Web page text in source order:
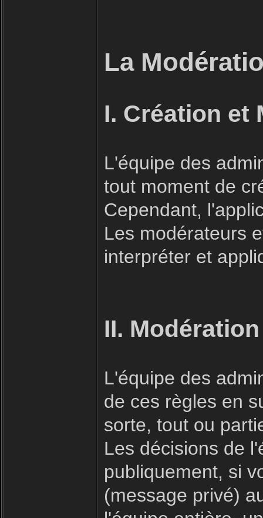
La
I. Création et
L'équipe des
tout moment de
Cependant,
Les modérateurs
interpréter et
II.
L'équipe des
de ces règles en
sorte, tout ou
Les décisions de
publiquement, si
(message privé)